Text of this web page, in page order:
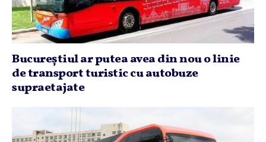
Bucureştiul ar putea avea din nou o linie
de transport turistic cu autobuze
supraetajate